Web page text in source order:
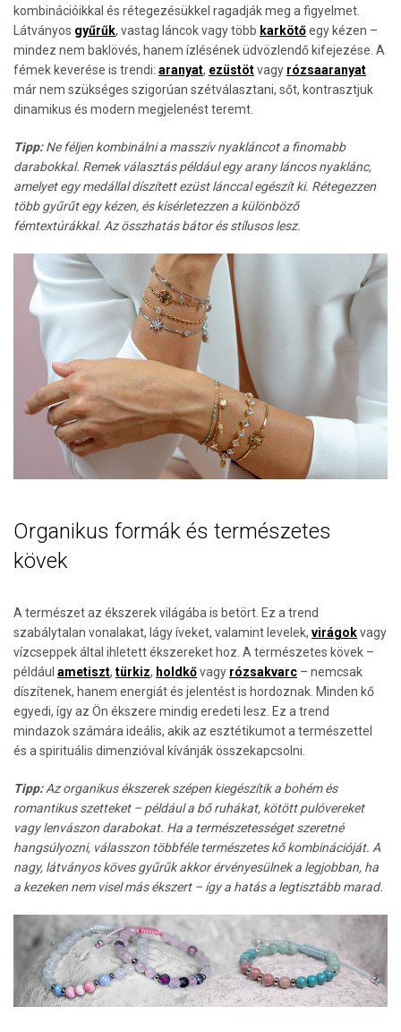
kombinációikkal és rétegezésükkel ragadják meg a figyelmet.
Látványos gyűrűk, vastag láncok vagy több karkötőegy kézen –
mindez nem baklövés, hanem ízlésének üdvözlendő kifejezése. A
fémek keverése is trendi: aranyat, ezüstötvagy rózsaaranyat
már nem szükséges szigorúan szétválasztani, sőt, kontrasztjuk
dinamikus és modern megjelenést teremt.
Tipp:Ne féljen kombinálni a masszív nyakláncot a finomabb
darabokkal. Remek választás például egy arany láncos nyaklánc,
amelyet egy medállal díszített ezüst lánccal egészít ki. Rétegezzen
több gyűrűt egy kézen, és kísérletezzen a különböző
fémtextúrákkal. Az összhatás bátor és stílusos lesz.
Organikus formák és természetes
kövek
A természet az ékszerek világába is betört. Ez a trend
szabálytalan vonalakat, lágy íveket, valamint levelek, virágokvagy
vízcseppek által ihletett ékszereket hoz. A természetes kövek –
például ametiszt, türkiz, holdkővagy rózsakvarc – nemcsak
díszítenek, hanem energiát és jelentést is hordoznak. Minden kő
egyedi, így az Ön ékszere mindig eredeti lesz. Ez a trend
mindazok számára ideális, akik az esztétikumot a természettel
és a spirituális dimenzióval kívánják összekapcsolni.
Tipp:Az organikus ékszerek szépen kiegészítik a bohém és
romantikus szetteket – például a bő ruhákat, kötött pulóvereket
vagy lenvászon darabokat. Ha a természetességet szeretné
hangsúlyozni, válasszon többféle természetes kő kombinációját. A
nagy, látványos köves gyűrűk akkor érvényesülnek a legjobban, ha
a kezeken nem visel más ékszert – így a hatás a legtisztább marad.